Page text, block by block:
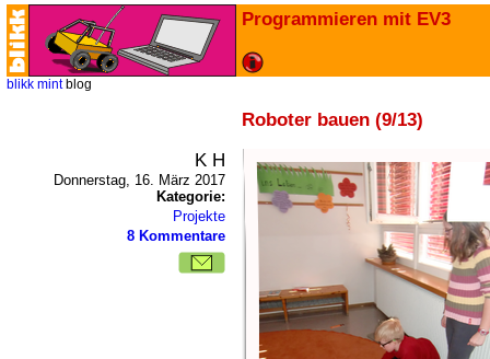
Programmieren mit EV3
blikk mint blog
Roboter bauen (9/13)
K H
Donnerstag, 16. März 2017
Kategorie:
Projekte
8 Kommentare